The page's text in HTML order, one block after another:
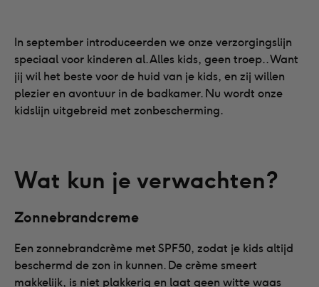
In september introduceerden we onze verzorgingslijn
speciaal voor kinderen al. Alles kids, geen troep.. Want
jij wil het beste voor de huid van je kids, en zij willen
plezier en avontuur in de badkamer. Nu wordt onze
kidslijn uitgebreid met zonbescherming.
Wat kun je verwachten?
Zonnebrandcreme
Een zonnebrandcrème met SPF50, zodat je kids altijd
beschermd de zon in kunnen. De crème smeert
makkelijk, is niet plakkerig en laat geen witte waas